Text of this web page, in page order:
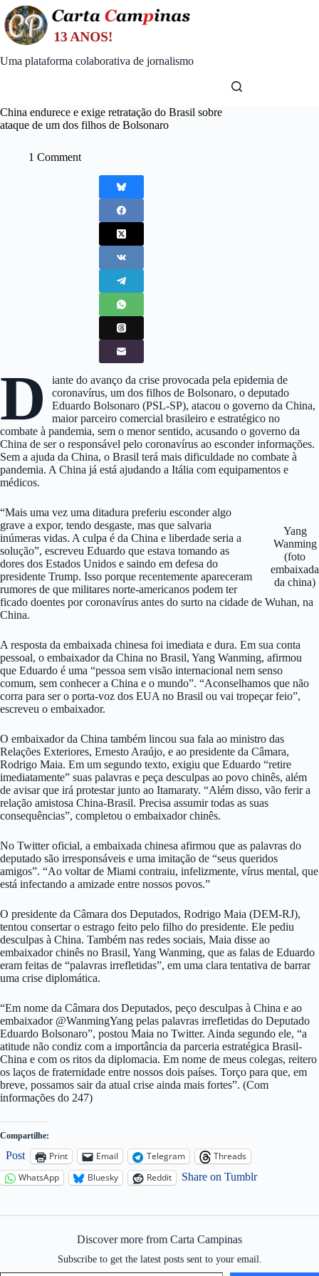
Skip
to
content
Uma plataforma colaborativa de jornalismo
China endurece e exige retratação do Brasil sobre
ataque de um dos filhos de Bolsonaro
1 Comment
D
iante do avanço da crise provocada pela epidemia de
coronavírus, um dos filhos de Bolsonaro, o deputado
Eduardo Bolsonaro (PSL-SP), atacou o governo da China,
maior parceiro comercial brasileiro e estratégico no
combate à pandemia, sem o menor sentido, acusando o governo da
China de ser o responsável pelo coronavírus ao esconder informações.
Sem a ajuda da China, o Brasil terá mais dificuldade no combate à
pandemia. A China já está ajudando a Itália com equipamentos e
médicos.
Yang
Wanming
(foto
embaixada
da china)
“Mais uma vez uma ditadura preferiu esconder algo
grave a expor, tendo desgaste, mas que salvaria
inúmeras vidas. A culpa é da China e liberdade seria a
solução”, escreveu Eduardo que estava tomando as
dores dos Estados Unidos e saindo em defesa do
presidente Trump. Isso porque recentemente apareceram
rumores de que militares norte-americanos podem ter
ficado doentes por coronavírus antes do surto na cidade de Wuhan, na
China.
A resposta da embaixada chinesa foi imediata e dura. Em sua conta
pessoal, o embaixador da China no Brasil, Yang Wanming, afirmou
que Eduardo é uma “pessoa sem visão internacional nem senso
comum, sem conhecer a China e o mundo”. “Aconselhamos que não
corra para ser o porta-voz dos EUA no Brasil ou vai tropeçar feio”,
escreveu o embaixador.
O embaixador da China também lincou sua fala ao ministro das
Relações Exteriores, Ernesto Araújo, e ao presidente da Câmara,
Rodrigo Maia. Em um segundo texto, exigiu que Eduardo “retire
imediatamente” suas palavras e peça desculpas ao povo chinês, além
de avisar que irá protestar junto ao Itamaraty. “Além disso, vão ferir a
relação amistosa China-Brasil. Precisa assumir todas as suas
consequências”, completou o embaixador chinês.
No Twitter oficial, a embaixada chinesa afirmou que as palavras do
deputado são irresponsáveis e uma imitação de “seus queridos
amigos”. “Ao voltar de Miami contraiu, infelizmente, vírus mental, que
está infectando a amizade entre nossos povos.”
O presidente da Câmara dos Deputados, Rodrigo Maia (DEM-RJ),
tentou consertar o estrago feito pelo filho do presidente. Ele pediu
desculpas à China. Também nas redes sociais, Maia disse ao
embaixador chinês no Brasil, Yang Wanming, que as falas de Eduardo
eram feitas de “palavras irrefletidas”, em uma clara tentativa de barrar
uma crise diplomática.
“Em nome da Câmara dos Deputados, peço desculpas à China e ao
embaixador @WanmingYang pelas palavras irrefletidas do Deputado
Eduardo Bolsonaro”, postou Maia no Twitter. Ainda segundo ele, “a
atitude não condiz com a importância da parceria estratégica Brasil-
China e com os ritos da diplomacia. Em nome de meus colegas, reitero
os laços de fraternidade entre nossos dois países. Torço para que, em
breve, possamos sair da atual crise ainda mais fortes”. (Com
informações do 247)
Compartilhe:
Post Print Email Telegram
Threads
WhatsApp
Bluesky Reddit Share on Tumblr
Discover more from Carta Campinas
Subscribe to get the latest posts sent to your email.
Type your email…